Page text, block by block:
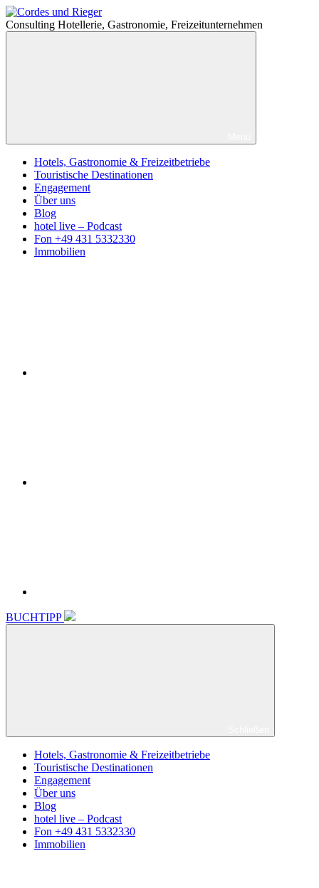
Zum
Inhalt
springen
Cordes
und
Consulting Hotellerie, Gastronomie, Freizeitunternehmen
Hotels, Gastronomie & Freizeitbetriebe
Touristische Destinationen
Engagement
Über uns
Blog
hotel live – Podcast
Fon +49 431 5332330
Immobilien
BUCHTIPP
Hotels, Gastronomie & Freizeitbetriebe
Touristische Destinationen
Engagement
Über uns
Blog
hotel live – Podcast
Fon +49 431 5332330
Immobilien